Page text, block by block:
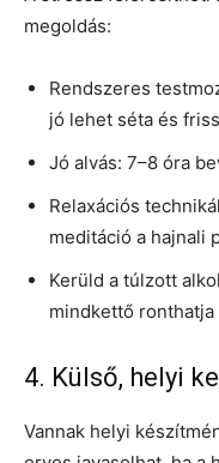
megoldás:
Rendszeres
jó lehet séta és
Jó alvás: 7–8 óra
Relaxációs
meditáció a hajnali
Kerüld a túlzott
mindkettő
4. Külső, helyi
Vannak helyi